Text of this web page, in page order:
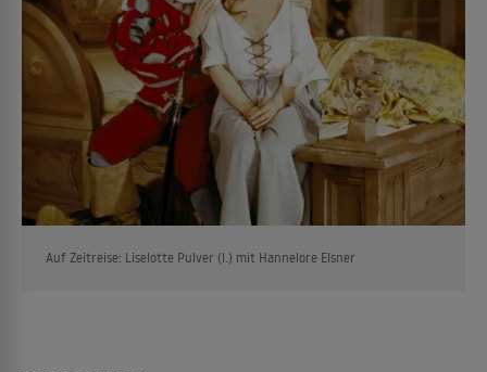
Auf Zeitreise: Liselotte Pulver (l.) mit Hannelore Elsner